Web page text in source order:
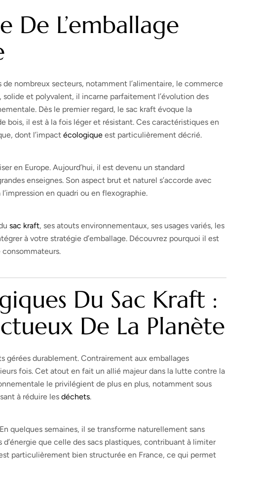
De L’emballage
de nombreux secteurs, notamment l’alimentaire, le commerce
solide et polyvalent, il incarne parfaitement l’évolution des
Dès le premier regard, le sac kraft évoque la
il est à la fois léger et résistant. Ces caractéristiques en
dont l’impact écologique est particulièrement décrié.
en Europe. Aujourd’hui, il est devenu un standard
enseignes. Son aspect brut et naturel s’accorde avec
en quadri ou en flexographie.
sac kraft, ses atouts environnementaux, ses usages variés, les
à votre stratégie d’emballage. Découvrez pourquoi il est
consommateurs.
Du Sac Kraft :
De La Planète
gérées durablement. Contrairement aux emballages
fois. Cet atout en fait un allié majeur dans la lutte contre la
le privilégient de plus en plus, notamment sous
à réduire les déchets.
quelques semaines, il se transforme naturellement sans
que celle des sacs plastiques, contribuant à limiter
particulièrement bien structurée en France, ce qui permet